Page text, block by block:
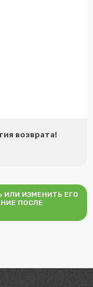
возврата!
ИЗМЕНИТЬ ЕГО
ПОСЛЕ